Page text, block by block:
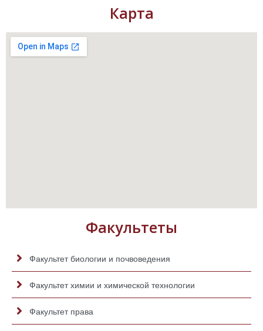
Карта
Факультеты
Факультет биологии и почвоведения
Факультет химии и химической технологии
Факультет права